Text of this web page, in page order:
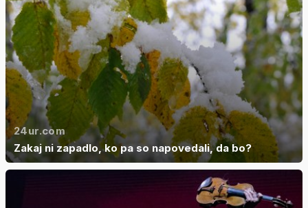
24ur.com
Zakaj ni zapadlo, ko pa so napovedali, da bo?